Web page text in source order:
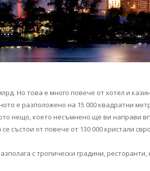
Но това е много повече от хотел и
е разположено на 15 000 квадратни
нещо, което несъмнено ще ви направи
състои от повече от 130 000 кристали
с тропически градини,